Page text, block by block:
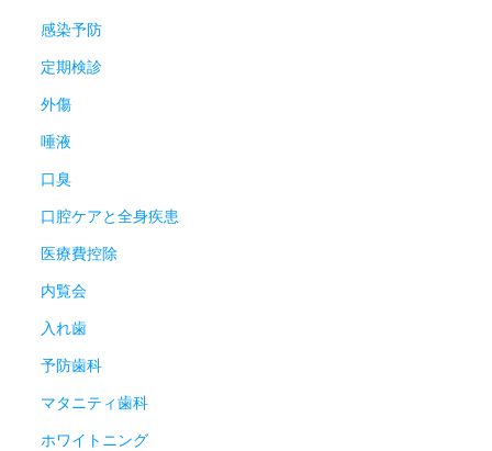
感染予防
定期検診
外傷
唾液
口臭
口腔ケアと全身疾患
医療費控除
内覧会
入れ歯
予防歯科
マタニティ歯科
ホワイトニング